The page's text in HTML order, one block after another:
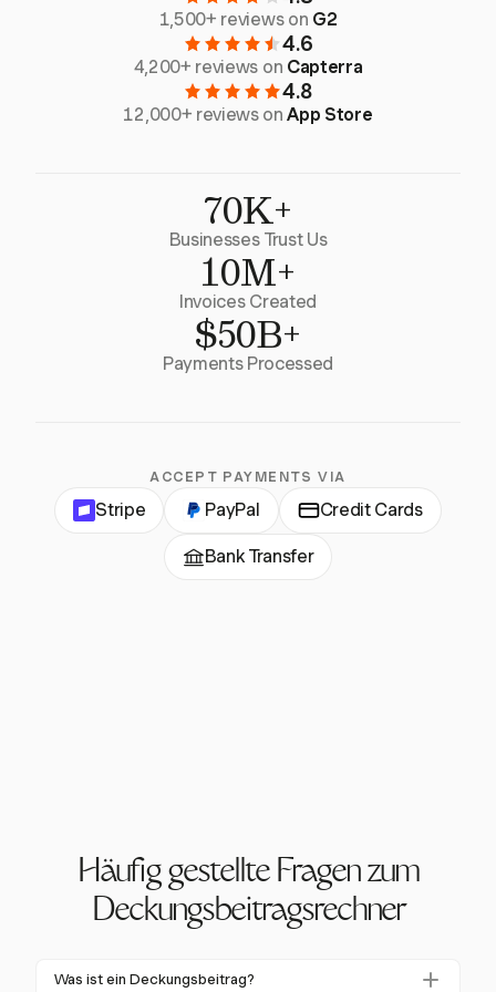
1,500+ reviews on G2
4.6
4,200+ reviews on Capterra
4.8
12,000+ reviews onApp Store
70K+
Businesses Trust Us
10M+
Invoices Created
$50B+
Payments Processed
ACCEPT PAYMENTS VIA
Stripe PayPal Credit Cards
Bank Transfer
Häufig gestellte Fragen zum
Deckungsbeitragsrechner
Was ist ein Deckungsbeitrag?